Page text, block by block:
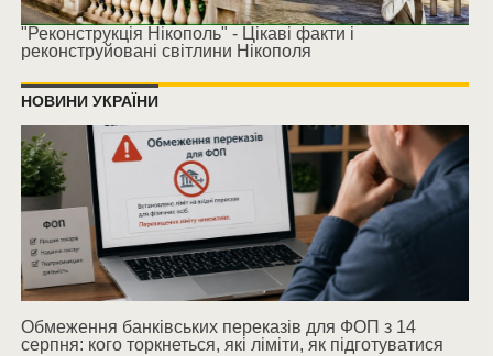
"Реконструкція Нікополь" - Цікаві факти і
реконструйовані світлини Нікополя
НОВИНИ УКРАЇНИ
Обмеження банківських переказів для ФОП з 14
серпня: кого торкнеться, які ліміти, як підготуватися